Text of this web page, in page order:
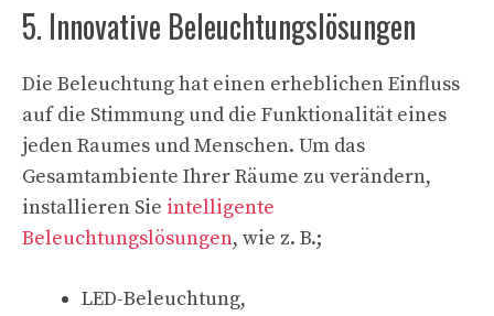
5. Innovative Beleuchtungslösungen
Die Beleuchtung hat einen erheblichen Einfluss
auf die Stimmung und die Funktionalität eines
jeden Raumes und Menschen. Um das
Gesamtambiente Ihrer Räume zu verändern,
installieren Sie intelligente
Beleuchtungslösungen, wie z. B.;
LED-Beleuchtung,